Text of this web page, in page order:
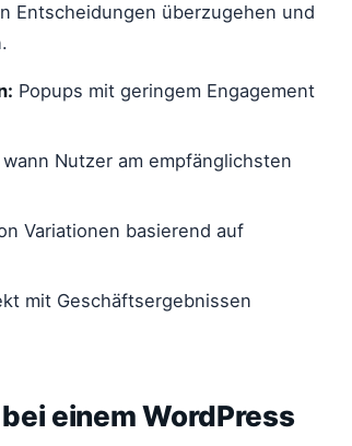
Entscheidungen überzugehen und
Popups mit geringem Engagement
Nutzer am empfänglichsten
Variationen basierend auf
mit Geschäftsergebnissen
einem WordPress